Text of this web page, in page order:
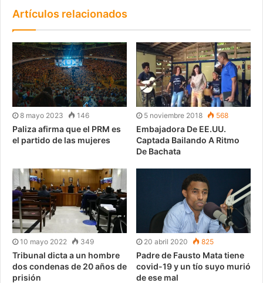
Artículos relacionados
8 mayo 2023 146
Paliza afirma que el PRM es
el partido de las mujeres
5 noviembre 2018 568
Embajadora De EE.UU.
Captada Bailando A Ritmo
De Bachata
10 mayo 2022 349
Tribunal dicta a un hombre
dos condenas de 20 años de
prisión
20 abril 2020 825
Padre de Fausto Mata tiene
covid-19 y un tío suyo murió
de ese mal